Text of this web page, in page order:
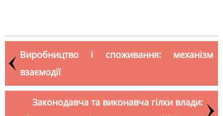
Виробництво і споживання: механізм
взаємодії
Законодавча та виконавча гілки влади: